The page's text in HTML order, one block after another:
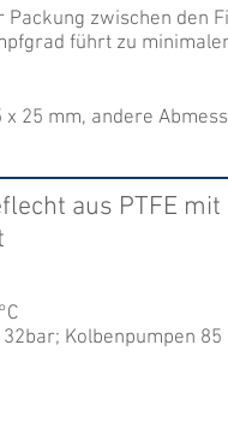
Packung zwischen den
führt zu
x 25 mm, andere
aus PTFE
Kolbenpumpen